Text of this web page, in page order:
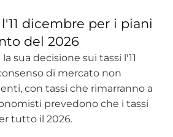
dicembre per i piani
del 2026
sua decisione sui tassi l'11
di mercato non
con tassi che rimarranno a
prevedono che i tassi
tutto il 2026.